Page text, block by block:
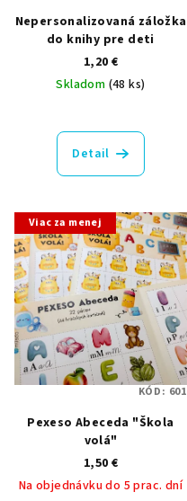
Nepersonalizovaná záložka
do knihy pre deti
1,20 €
Skladom (48 ks)
Detail
Viac za menej
Pexeso Abeceda "Škola
volá"
1,50 €
Na objednávku do 5 prac. dní
KÓD: 601